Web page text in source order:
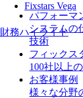
パフォーマ
システムの
技術
フィックス
100社以上
お客様事例
様々な分野
Fixstars Vega
財務ハイライト